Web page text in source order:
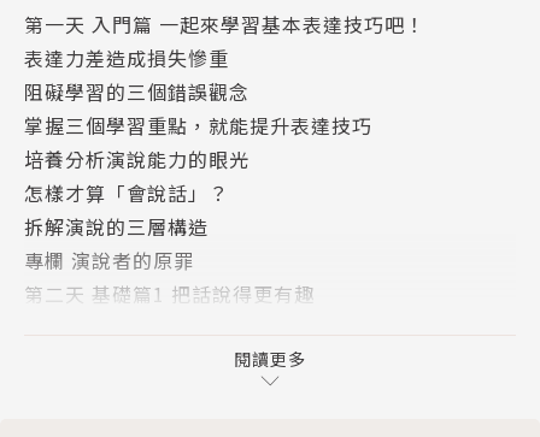
說話術！
第一天 入門篇》
怎樣才算會說話？先學習如何表達技巧的三個重點。
第二天 基礎篇1》
多舉例、用數據、對比、找名人背書……這樣說話更有
趣。
第三天 基礎篇2》
快背好萬用「三明治公式」——序言、主題加結尾，讓
人願意聽。
從肢體語言與聲音、語調到表情，留下好印象，讓人一
第一天 入門篇 一起來學習基本表達技巧吧！
表達力差造成損失慘重
阻礙學習的三個錯誤觀念
掌握三個學習重點，就能提升表達技巧
培養分析演說能力的眼光
怎樣才算「會說話」？
拆解演說的三層構造
專欄 演說者的原罪
第二天 基礎篇1 把話說得更有趣
讓話題更有趣的五大特徵閱讀更多